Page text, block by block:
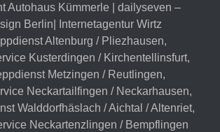
Autohaus Kümmerle | dailyseven –
Berlin | Internetagentur Wirtz
Altenburg / Pliezhausen,
Kusterdingen / Kirchentellinsfurt,
Metzingen / Reutlingen,
Neckartailfingen / Neckarhausen,
Walddorfhäslach / Aichtal / Altenriet,
Neckartenzlingen / Bempflingen